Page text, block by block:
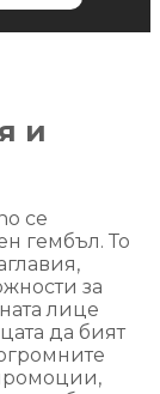
и
се
гембъл. То
за
лице
да бият